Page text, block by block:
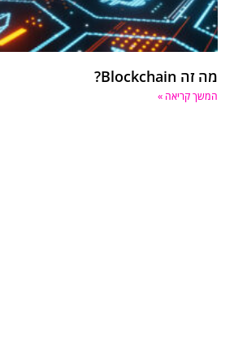
מה זה Blockchain?
המשך קריאה »